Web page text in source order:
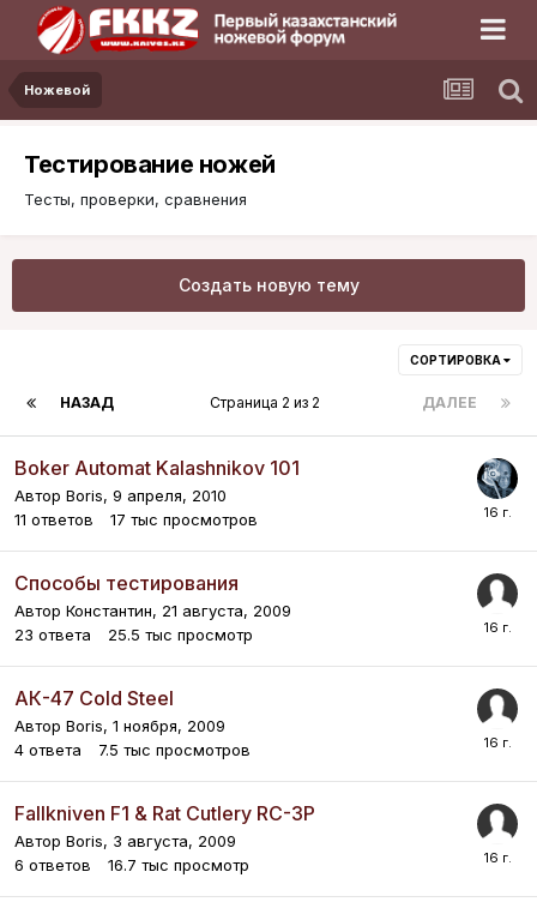
Ножевой
Тестирование ножей
Тесты, проверки, сравнения
Создать новую тему
СОРТИРОВКА
НАЗАД ДАЛЕЕ
Страница 2 из 2
Boker Automat Kalashnikov 101
Автор Boris, 9 апреля, 2010
11 ответов 17 тыс просмотров
Способы тестирования
Автор Константин, 21 августа, 2009
23 ответа 25.5 тыс просмотр
АК-47 Cold Steel
Автор Boris, 1 ноября, 2009
4 ответа 7.5 тыс просмотров
Fallkniven F1 & Rat Cutlery RC-3P
Автор Boris, 3 августа, 2009
6 ответов 16.7 тыс просмотр